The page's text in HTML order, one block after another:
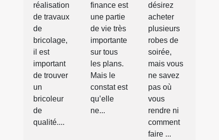
réalisation
de travaux
de
bricolage,
il est
important
de trouver
un
bricoleur
de
qualité....
finance est
une partie
de vie très
importante
sur tous
les plans.
Mais le
constat est
qu’elle
ne...
désirez
acheter
plusieurs
robes de
soirée,
mais vous
ne savez
pas où
vous
rendre ni
comment
faire ...